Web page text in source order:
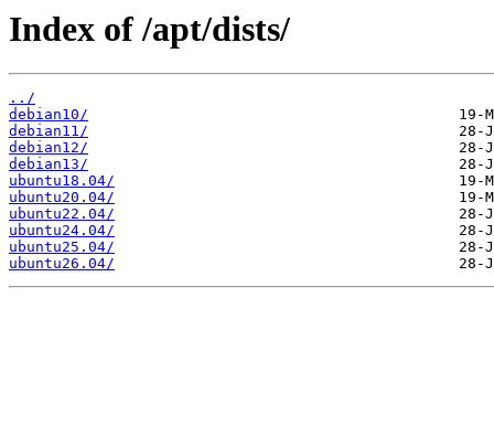
Index of /apt/dists/
../
debian10/
debian11/
debian12/
debian13/
ubuntu18.04/
ubuntu20.04/
ubuntu22.04/
ubuntu24.04/
ubuntu25.04/
ubuntu26.04/